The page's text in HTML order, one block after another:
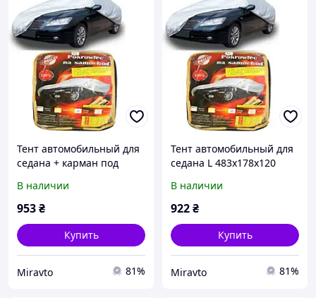
Тент автомобильный для
седана + карман под
432х165х120 Milex СС0912
В наличии
953₴
Купить
Miravto 81%
Тент автомобильный для
седана L 483х178х120
В наличии
922₴
Купить
Miravto 81%